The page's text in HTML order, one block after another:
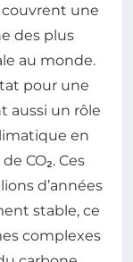
couvrent une
des plus
au monde.
pour une
aussi un rôle
en
CO₂. Ces
d’années
stable, ce
complexes